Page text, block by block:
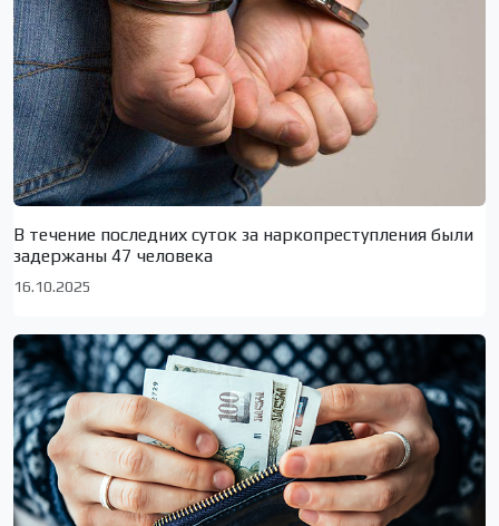
В течение последних суток за наркопреступления были
задержаны 47 человека
16.10.2025